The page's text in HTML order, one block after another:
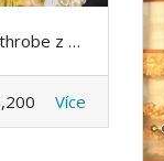
z VERSACE
Více